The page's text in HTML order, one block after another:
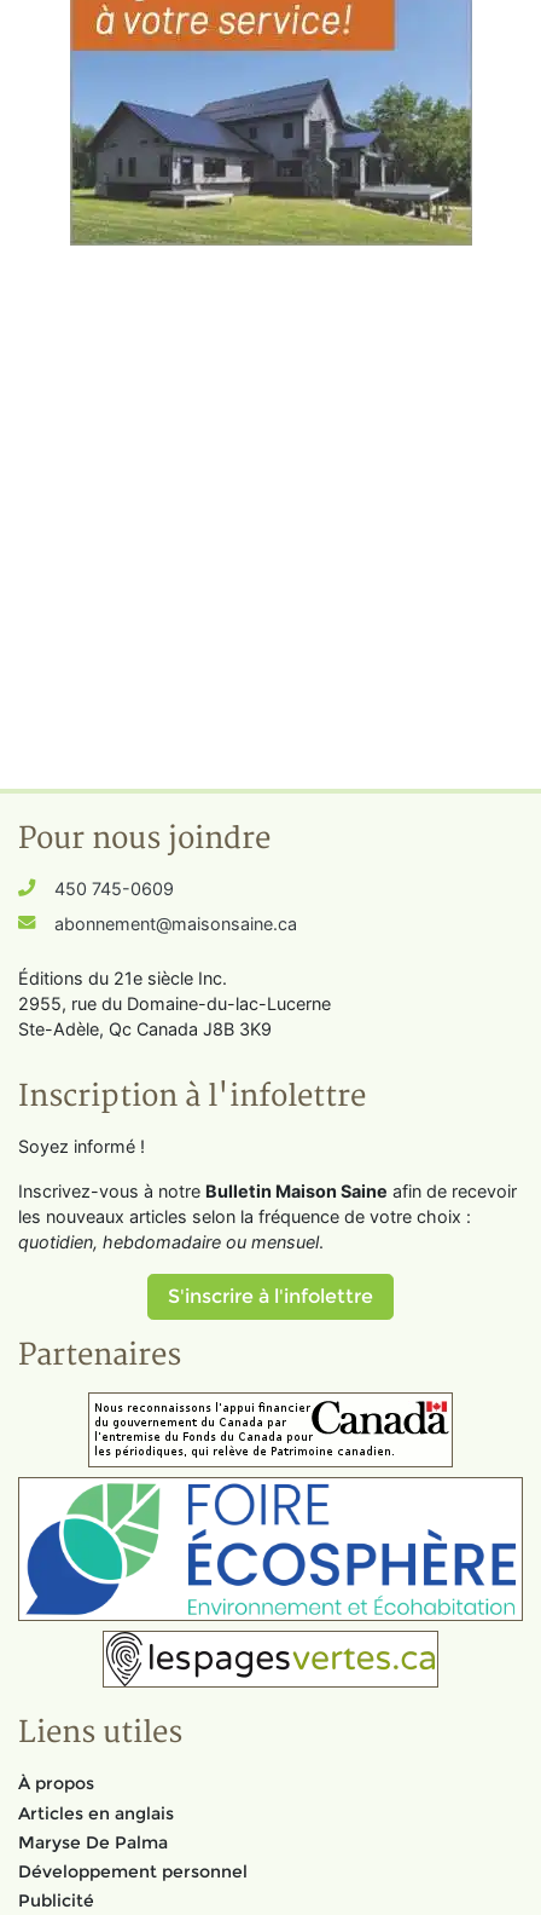
Pour nous joindre
450 745-0609
abonnement@maisonsaine.ca
Éditions du 21e siècle Inc.
2955, rue du Domaine-du-lac-Lucerne
Ste-Adèle, Qc Canada J8B 3K9
Inscription à l'infolettre
Soyez informé !
Inscrivez-vous à notre Bulletin Maison Saine afin de recevoir
les nouveaux articles selon la fréquence de votre choix :
quotidien, hebdomadaire ou mensuel.
S'inscrire à l'infolettre
Partenaires
Liens utiles
À propos
Articles en anglais
Maryse De Palma
Développement personnel
Publicité